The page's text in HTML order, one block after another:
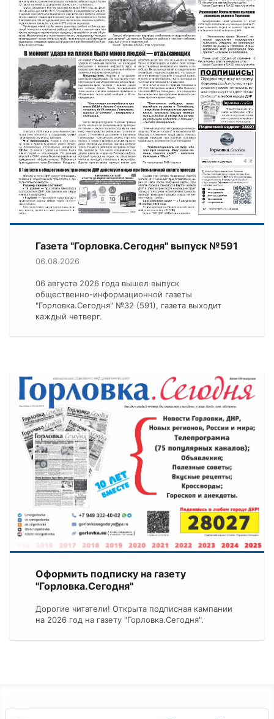
Газета "Горловка.Сегодня" выпуск №591
06.08.2026
06 августа 2026 года вышел выпуск
общественно-информационной газеты
"Горловка.Сегодня" №32 (591), газета выходит
каждый четверг.
Оформить подписку на газету
"Горловка.Сегодня"
Дорогие читатели! Открыта подписная кампании
на 2026 год на газету "Горловка.Сегодня".